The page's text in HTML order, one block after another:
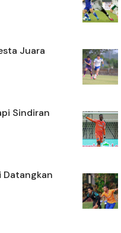
Juara
Sindiran
Datangkan